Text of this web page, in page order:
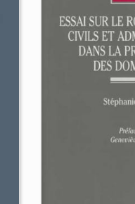
La
de demain
Olivier